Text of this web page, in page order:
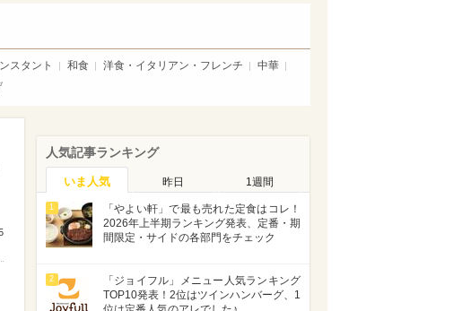
スタント 和食 洋食・イタリアン・フレンチ
中華
人気記事ランキング
いま人気 昨日 1週間
1
「やよい軒」で最も売れた定食はコレ！
2026年上半期ランキング発表、定番・期
間限定・サイドの各部門をチェック
2
「ジョイフル」メニュー人気ランキング
TOP10発表！2位はツインハンバーグ、1